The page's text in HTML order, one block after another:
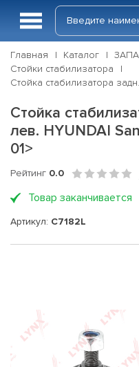
Главная Каталог
Стойки стабилизатора
Стойка стабилизатора
Стойка
лев. HYUNDAI
01>
Рейтинг 0.0
Товар заканчивается
Артикул: C7182L